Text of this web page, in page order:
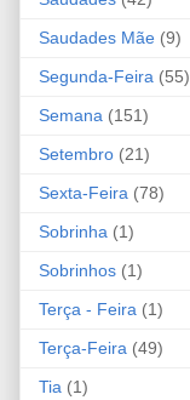
Saudades Mãe (9)
Segunda-Feira (55)
Semana (151)
Setembro (21)
Sexta-Feira (78)
Sobrinha (1)
Sobrinhos (1)
Terça - Feira (1)
Terça-Feira (49)
Tia (1)